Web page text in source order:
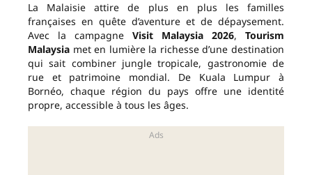
La Malaisie attire de plus en plus les familles
françaises en quête d’aventure et de dépaysement.
Avec la campagne Visit Malaysia 2026, Tourism
Malaysia met en lumière la richesse d’une destination
qui sait combiner jungle tropicale, gastronomie de
rue et patrimoine mondial. De Kuala Lumpur à
Bornéo, chaque région du pays offre une identité
propre, accessible à tous les âges.